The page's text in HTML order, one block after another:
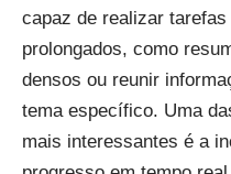
capaz de realizar
prolongados, como
densos ou reunir
tema específico. Uma
mais interessantes é a